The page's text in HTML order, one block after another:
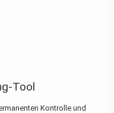
Tool
Kontrolle und